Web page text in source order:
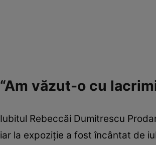
“Am văzut-o cu
Iubitul Rebeccăi Dumitrescu
iar la expoziție a fost încântat de